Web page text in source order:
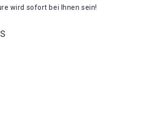
wird sofort bei Ihnen sein!